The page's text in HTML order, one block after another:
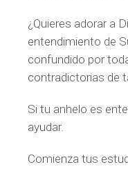
¿Quieres adorar a
entendimiento de
confundido por
contradictorias de
Si tu anhelo es
ayudar.
Comienza tus